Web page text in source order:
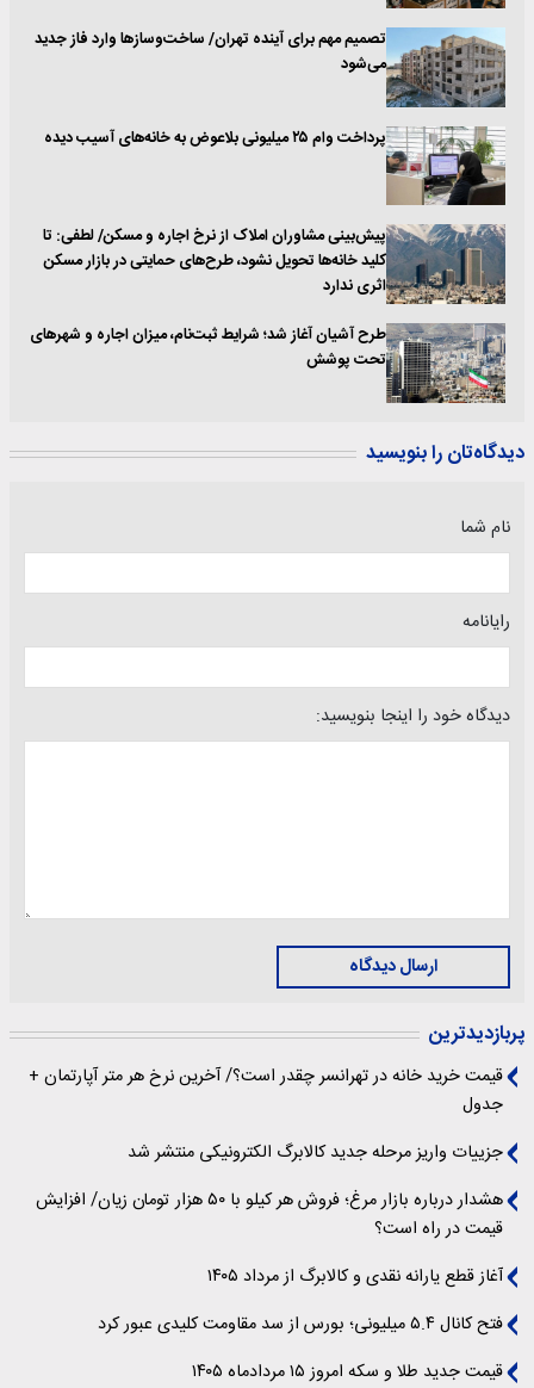
تصمیم مهم برای آینده تهران/ ساخت‌وسازها وارد فاز جدید
می‌شود
پرداخت وام ۲۵ میلیونی بلاعوض به خانه‌های آسیب دیده
پیش‌بینی مشاوران املاک از نرخ اجاره و مسکن/ لطفی: تا
کلید خانه‌ها تحویل نشود، طرح‌های حمایتی در بازار مسکن
اثری ندارد
طرح آشیان آغاز شد؛ شرایط ثبت‌نام، میزان اجاره و شهرهای
تحت پوشش
دیدگاه‌تان را بنویسید
نام شما
رایانامه
دیدگاه خود را اینجا بنویسید:
ارسال دیدگاه
پربازدیدترین
قیمت خرید خانه در تهرانسر چقدر است؟/ آخرین نرخ هر متر آپارتمان +
جدول
جزییات واریز مرحله جدید کالابرگ الکترونیکی منتشر شد
هشدار درباره بازار مرغ؛ فروش هر کیلو با ۵۰ هزار تومان زیان/ افزایش
قیمت در راه است؟
آغاز قطع یارانه نقدی و کالابرگ از مرداد ۱۴۰۵
فتح کانال ۵.۴ میلیونی؛ بورس از سد مقاومت کلیدی عبور کرد
قیمت جدید طلا و سکه امروز ۱۵ مردادماه ۱۴۰۵